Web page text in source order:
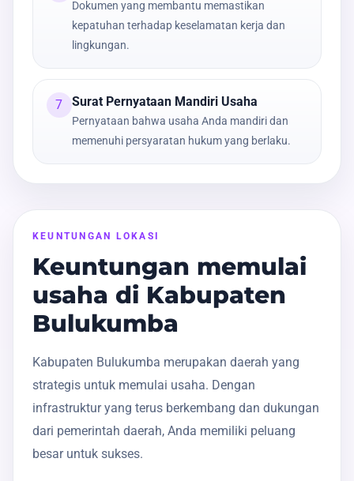
Dokumen yang membantu memastikan
kepatuhan terhadap keselamatan kerja dan
lingkungan.
7 Surat Pernyataan Mandiri Usaha
Pernyataan bahwa usaha Anda mandiri dan
memenuhi persyaratan hukum yang berlaku.
KEUNTUNGAN LOKASI
Keuntungan memulai
usaha di Kabupaten
Bulukumba
Kabupaten Bulukumba merupakan daerah yang
strategis untuk memulai usaha. Dengan
infrastruktur yang terus berkembang dan dukungan
dari pemerintah daerah, Anda memiliki peluang
besar untuk sukses.